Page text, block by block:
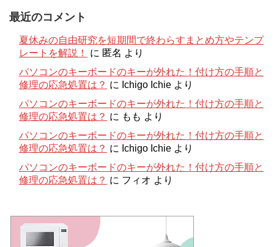
最近のコメント
夏休みの自由研究を短期間で終わらすまとめ方やテンプ
レートを解説！
に 匿名 より
パソコンのキーボードのキーが外れた！付け方の手順と
修理の応急処置は？ に Ichigo Ichie より
パソコンのキーボードのキーが外れた！付け方の手順と
修理の応急処置は？ に もも より
パソコンのキーボードのキーが外れた！付け方の手順と
修理の応急処置は？ に Ichigo Ichie より
パソコンのキーボードのキーが外れた！付け方の手順と
修理の応急処置は？ に フィオ より